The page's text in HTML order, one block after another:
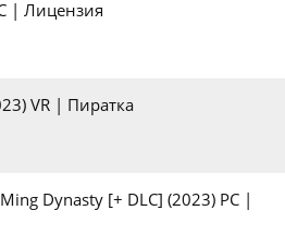
| Лицензия
VR | Пиратка
Dynasty [+ DLC] (2023) PC |